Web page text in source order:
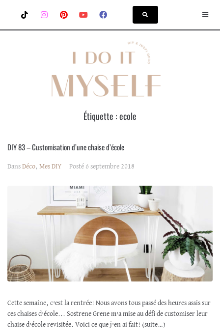
Étiquette :ecole
DIY 83 – Customisation d’une chaise d’école
Dans Déco, Mes DIY Posté 6 septembre 2018
Cette semaine, c'est la rentrée! Nous avons tous passé des heures assis sur
ces chaises d'école... Sostrene Grene m'a mise au défi de customiser leur
chaise d'école revisitée. Voici ce que j'en ai fait! (suite…)